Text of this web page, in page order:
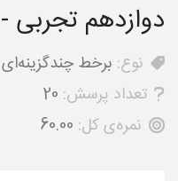
دوازدهم
نوع: برخط چندگزینه‌ای
تعداد پرسش: 20
نمره‌ی کل: 60.00